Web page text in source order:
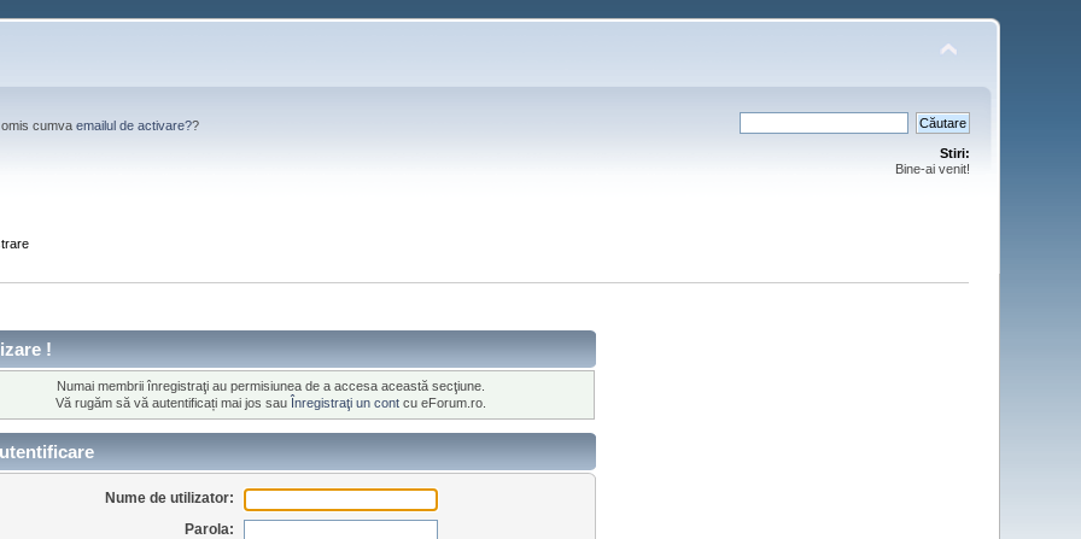
omis cumvaemailul de activare??
Stiri:
Bine-ai venit!
!
Numai membrii înregistraţi au permisiunea de a accesa această secţiune.
Vă rugăm să vă autentificați mai jos sau Înregistraţi un contcu eForum.ro.
Nume de utilizator:
Parola: